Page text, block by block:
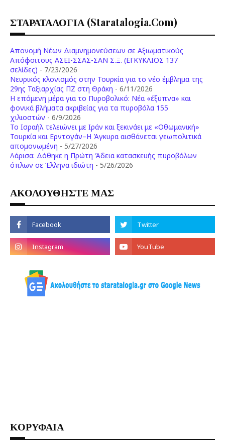
ΣΤΑΡΑΤΑΛΟΓΙΑ (staratalogia.com)
Απονομή Νέων Διαμνημονεύσεων σε Αξιωματικούς
Απόφοιτους ΑΣΕΙ-ΣΣΑΣ-ΣΑΝ Σ.Ξ. (ΕΓΚΥΚΛΙΟΣ 137
σελίδες) - 7/23/2026
Νευρικός κλονισμός στην Τουρκία για το νέο έμβλημα της
29ης Ταξιαρχίας ΠΖ στη Θράκη - 6/11/2026
Η επόμενη μέρα για το Πυροβολικό: Νέα «έξυπνα» και
φονικά βλήματα ακριβείας για τα πυροβόλα 155
χιλιοστών - 6/9/2026
Το Ισραήλ τελειώνει με Ιράν και ξεκινάει με «Οθωμανική»
Τουρκία και Ερντογάν–Η Άγκυρα αισθάνεται γεωπολιτικά
απομονωμένη - 5/27/2026
Λάρισα: Δόθηκε η Πρώτη Άδεια κατασκευής πυροβόλων
όπλων σε Έλληνα ιδιώτη - 5/26/2026
ΑΚΟΛΟΥΘΗΣΤΕ ΜΑΣ
ΚΟΡΥΦΑΙΑ